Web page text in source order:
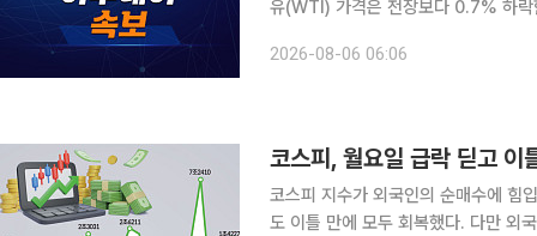
유(WTI) 가격은 전장보다 0.7% 하
2026-08-06 06:06
코스피, 월요일 급락 딛고
코스피 지수가 외국인의 순매수에 힘
도 이틀 만에 모두 회복했다. 다만 외